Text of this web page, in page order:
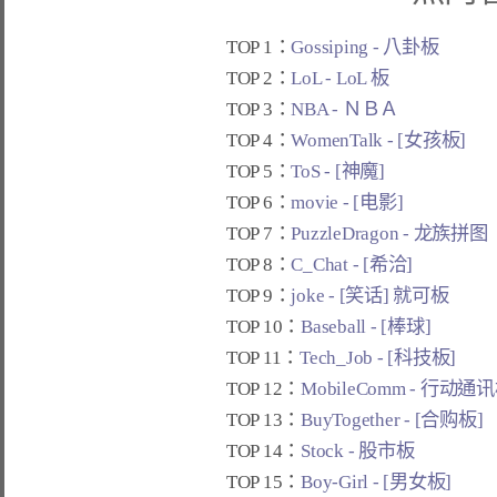
TOP 1：Gossiping - 八卦板
TOP 2：LoL - LoL 板
TOP 3：NBA - ＮＢＡ
TOP 4：WomenTalk - [女孩板]
TOP 5：ToS - [神魔]
TOP 6：movie - [电影]
TOP 7：PuzzleDragon - 龙族拼图
TOP 8：C_Chat - [希洽]
TOP 9：joke - [笑话] 就可板
TOP 10：Baseball - [棒球]
TOP 11：Tech_Job - [科技板]
TOP 12：MobileComm - 行动通
TOP 13：BuyTogether - [合购板]
TOP 14： Stock - 股市板
TOP 15：Boy-Girl - [男女板]